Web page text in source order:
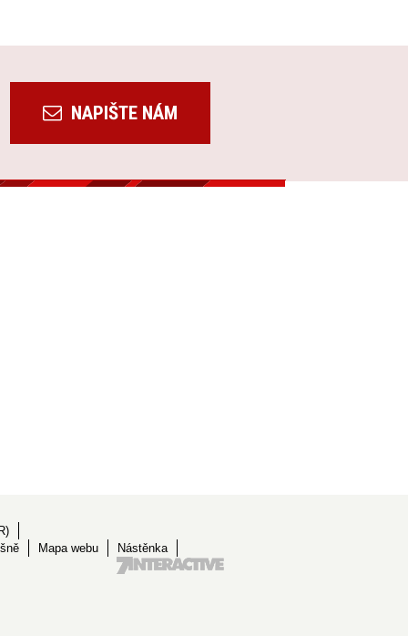
NAPIŠTE NÁM
Mapa webu Nástěnka